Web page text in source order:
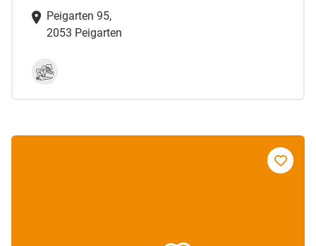
Peigarten 95,
2053 Peigarten